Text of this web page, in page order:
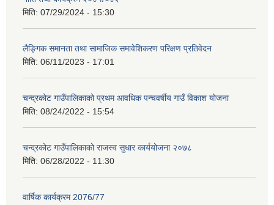
मिति: 07/29/2024 - 15:30
लैङ्गिक समानता तथा सामाजिक समावेशिकरण परिक्षण प्रतिवेदन
मिति: 06/11/2023 - 17:01
चन्द्रकोट गाउँपालिकाको प्रथम आवधिक पन्चवर्षीय गाउँ विकाश योजना
मिति: 08/24/2022 - 15:54
चन्द्रकोट गाउँपालिकाको राजस्व सुधार कार्ययोजना २०७८
मिति: 06/28/2022 - 11:30
वार्षिक कार्यक्रम 2076/77